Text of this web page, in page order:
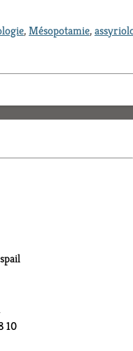
,Mésopotamie,
10